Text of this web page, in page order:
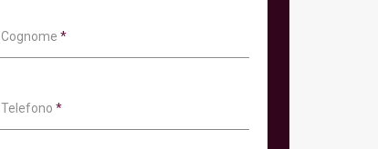
Cognome *
Telefono *